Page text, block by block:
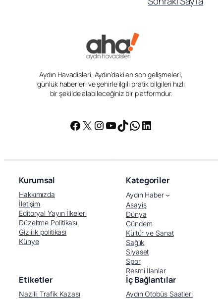
Aydın Havadisleri, Aydın’daki en son gelişmeleri,
günlük haberleri ve şehirle ilgili pratik bilgileri hızlı
bir şekilde alabileceğiniz bir platformdur.
Facebook
X Instagram
YouTube
TikTok
WhatsApp
LinkedIn
Kurumsal
Hakkımızda
İletişim
Editoryal Yayın İlkeleri
Düzeltme Politikası
Gizlilik politikası
Künye
Kategoriler
Aydın Haber
Asayiş
Dünya
Gündem
Kültür ve Sanat
Sağlık
Siyaset
Spor
Resmi İlanlar
Etiketler
Nazilli Trafik Kazası
İç Bağlantılar
Aydın Otobüs Saatleri